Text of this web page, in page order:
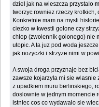
dziel jak na wieszcza przystalo
tworzyc rowniez rzeczy
Konkretnie mam na mysli
ciezko w kwestii golone czy
chlop (zwolennik golonego) nie
utopic. A ta juz pod woda
jak nozyczki i strzyze nimi w
A swoja droga przyznaje bez
zawsze kojarzyla mi sie wlasnie
z upadkiem muru berlinskiego,
doslownie w jednym momencie
istniec cos co wydawalo sie